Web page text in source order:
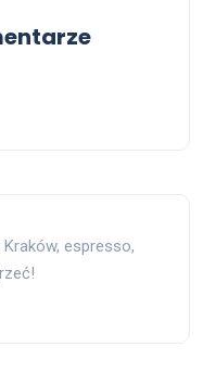
espresso,